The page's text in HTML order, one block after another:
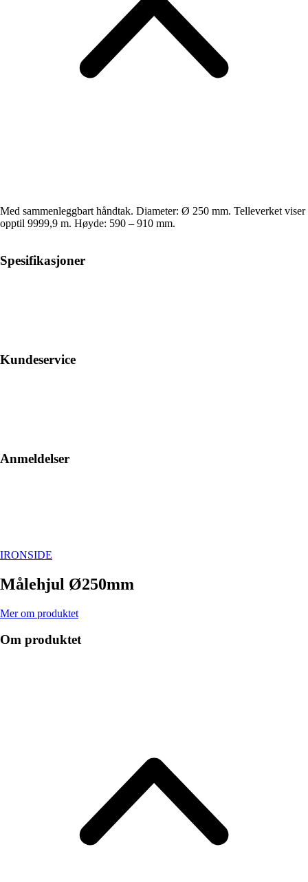
Med sammenleggbart håndtak. Diameter: Ø 250 mm. Telleverket viser
opptil 9999,9 m. Høyde: 590 – 910 mm.
Spesifikasjoner
Kundeservice
Anmeldelser
IRONSIDE
Målehjul Ø250mm
Mer om produktet
Om produktet